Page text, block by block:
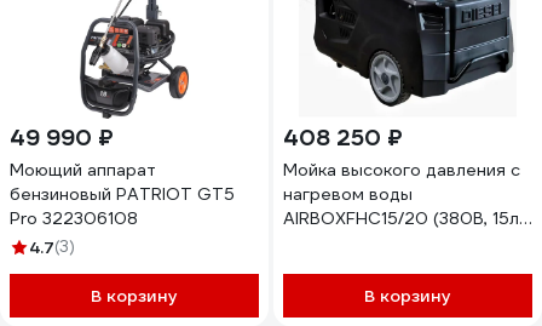
49 990 ₽
Моющий аппарат
бензиновый PATRIOT GT5
Pro 322306108
4.7(3)
В корзину
408 250 ₽
Мойка высокого давления с
нагревом воды
AIRBOXFHC15/20 (380В, 15л/
В корзину